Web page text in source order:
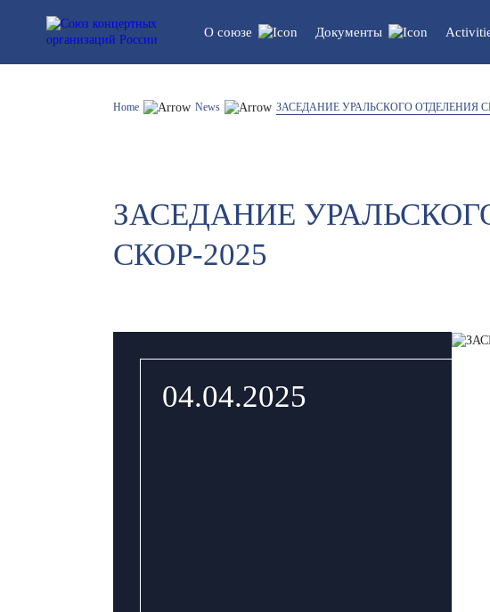
О союзе
Устав союза
List of participants
Документы
Legal documents/updates
Home News ЗАСЕДАНИЕ УРАЛЬСКОГО ОТДЕЛЕНИЯ
ЗАСЕДАНИЕ
СКОР-2025
04.04.2025